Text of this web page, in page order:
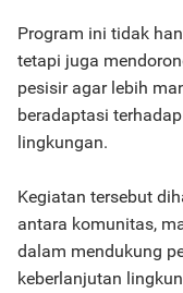
Program ini tidak
tetapi juga
pesisir agar lebih
beradaptasi
lingkungan.
Kegiatan tersebut
antara komunitas,
dalam mendukung
keberlanjutan